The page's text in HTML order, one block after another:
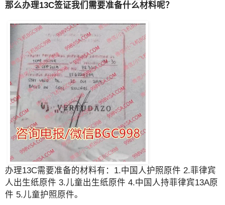
那么办理13C签证我们需要准备什么材料呢？
办理13C需要准备的材料有：1.中国人护照原件 2.菲律宾
人出生纸原件 3.儿童出生纸原件 4.中国人持菲律宾13A原
件 5.儿童护照原件。